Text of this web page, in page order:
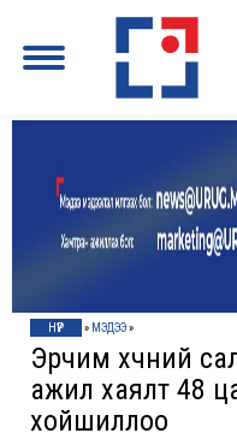
НҮҮР » МЭДЭЭ»
Эрчим хүчний
ажил хаялт 48
хойшиллоо